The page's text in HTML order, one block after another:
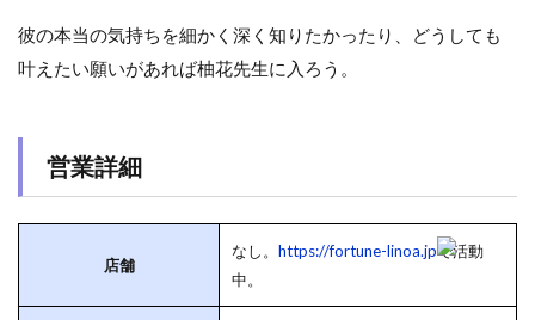
彼の本当の気持ちを細かく深く知りたかったり、どうしても
叶えたい願いがあれば柚花先生に入ろう。
営業詳細
店舗
なし。 https://fortune-linoa.jpで活動
中。